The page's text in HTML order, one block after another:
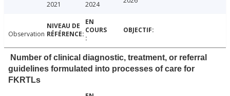
2021
2024
Observation
Number of clinical diagnostic, treatment, or referral
guidelines formulated into processes of care for
FKRTLs